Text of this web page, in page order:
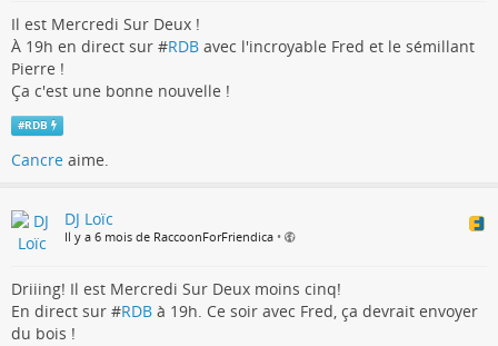
Il est Mercredi Sur Deux !
À 19h en direct sur #RDB avec l'incroyable Fred et le sémillant
Pierre !
Ça c'est une bonne nouvelle !
#RDB
Cancre aime.
DJ Loïc
Il y a 6 mois de RaccoonForFriendica •
Driiing! Il est Mercredi Sur Deux moins cinq!
En direct sur #RDB à 19h. Ce soir avec Fred, ça devrait envoyer
du bois !